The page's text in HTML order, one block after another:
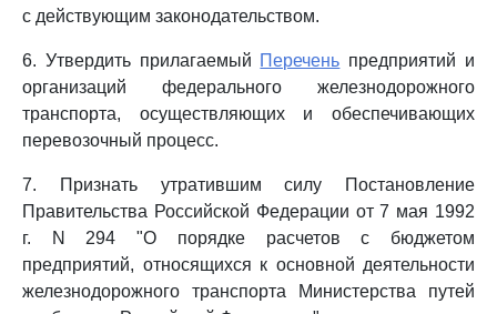
с действующим законодательством.
6. Утвердить прилагаемый Перечень предприятий и
организаций федерального железнодорожного
транспорта, осуществляющих и обеспечивающих
перевозочный процесс.
7. Признать утратившим силу Постановление
Правительства Российской Федерации от 7 мая 1992
г. N 294 "О порядке расчетов с бюджетом
предприятий, относящихся к основной деятельности
железнодорожного транспорта Министерства путей